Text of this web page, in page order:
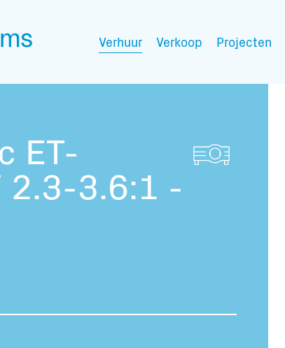
Verhuur Verkoop Projecten
ET-
2.3-3.6:1 -